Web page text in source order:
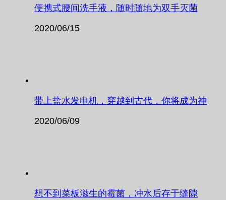
便携式腰间洗手液，随时随地为双手灭菌
2020/06/15
带上盐水发电机，穿越到古代，你将成为神
2020/06/09
想不到菜板滋生的霉菌，冲水后存于缝隙